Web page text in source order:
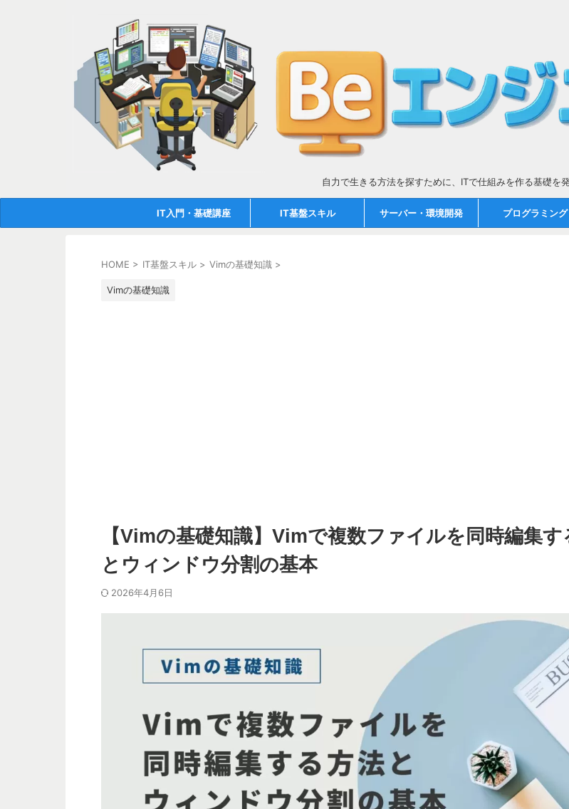
自力で生きる方法を探すために、ITで仕組みを作る基礎を
IT入門・基礎講座 IT基盤スキル サーバー・環境開発 プログラミング
HOME > IT基盤スキル > Vimの基礎知識 >
Vimの基礎知識
【Vimの基礎知識】Vimで複数ファイルを同時編集す
とウィンドウ分割の基本
2026年4月6日